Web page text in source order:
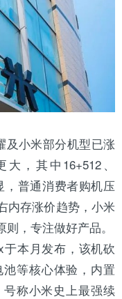
小米部分机型已涨
，其中16+512、
，普通消费者购机压
内存涨价趋势，小米
，专注做好产品。
本月发布，该机砍
等核心体验，内置
称小米史上最强续